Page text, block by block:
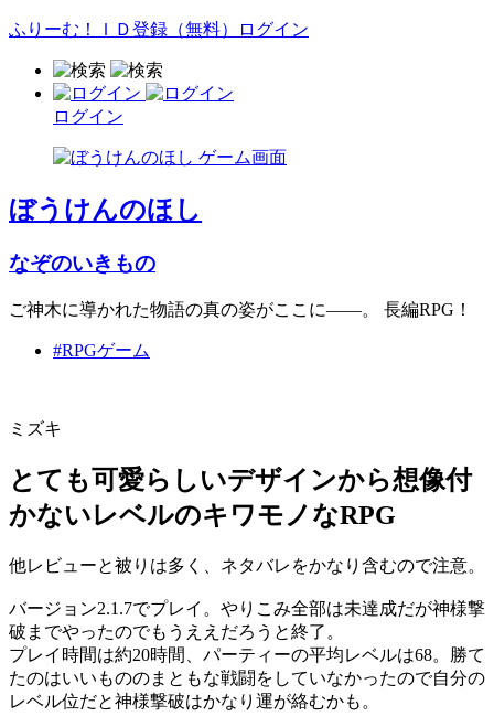
ふりーむ！ＩＤ登録（無料） ログイン
ログイン
ぼうけんのほし
なぞのいきもの
ご神木に導かれた物語の真の姿がここに――。 長編RPG！
#RPGゲーム
ミズキ
とても可愛らしいデザインから想像付
かないレベルのキワモノなRPG
他レビューと被りは多く、ネタバレをかなり含むので注意。
バージョン2.1.7でプレイ。やりこみ全部は未達成だが神様撃
破までやったのでもうええだろうと終了。
プレイ時間は約20時間、パーティーの平均レベルは68。勝て
たのはいいもののまともな戦闘をしていなかったので自分の
レベル位だと神様撃破はかなり運が絡むかも。